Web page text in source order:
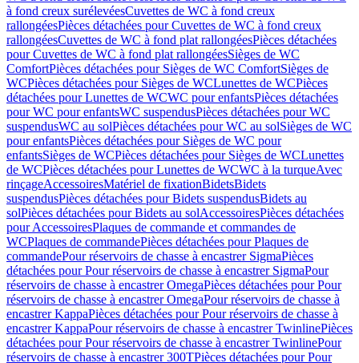
à fond creux surélevéesCuvettes de WC à fond creux
rallongéesPièces détachées pour Cuvettes de WC à fond creux
rallongéesCuvettes de WC à fond plat rallongéesPièces détachées
pour Cuvettes de WC à fond plat rallongéesSièges de WC
ComfortPièces détachées pour Sièges de WC ComfortSièges de
WCPièces détachées pour Sièges de WCLunettes de WCPièces
détachées pour Lunettes de WCWC pour enfantsPièces détachées
pour WC pour enfantsWC suspendusPièces détachées pour WC
suspendusWC au solPièces détachées pour WC au solSièges de WC
pour enfantsPièces détachées pour Sièges de WC pour
enfantsSièges de WCPièces détachées pour Sièges de WCLunettes
de WCPièces détachées pour Lunettes de WCWC à la turqueAvec
rinçageAccessoiresMatériel de fixationBidetsBidets
suspendusPièces détachées pour Bidets suspendusBidets au
solPièces détachées pour Bidets au solAccessoiresPièces détachées
pour AccessoiresPlaques de commande et commandes de
WCPlaques de commandePièces détachées pour Plaques de
commandePour réservoirs de chasse à encastrer SigmaPièces
détachées pour Pour réservoirs de chasse à encastrer SigmaPour
réservoirs de chasse à encastrer OmegaPièces détachées pour Pour
réservoirs de chasse à encastrer OmegaPour réservoirs de chasse à
encastrer KappaPièces détachées pour Pour réservoirs de chasse à
encastrer KappaPour réservoirs de chasse à encastrer TwinlinePièces
détachées pour Pour réservoirs de chasse à encastrer TwinlinePour
réservoirs de chasse à encastrer 300TPièces détachées pour Pour